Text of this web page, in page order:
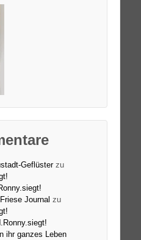
Geflüsterzu
Journal zu
ihr ganzes Leben